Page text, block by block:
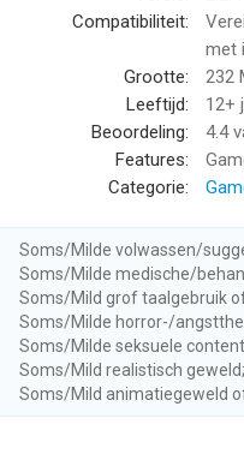
Informatie voor Hair Dye!is
Compatibiliteit:
met
Grootte:
232
Leeftijd:
12+
Beoordeling:
4.4
Features:
Categorie:
Soms/Milde volwassen/
Soms/Milde medische/
Soms/Mild grof taalgebruik
Soms/Milde horror-/
Soms/Milde seksuele
Soms/Mild realistisch geweld;
Soms/Mild animatiegeweld